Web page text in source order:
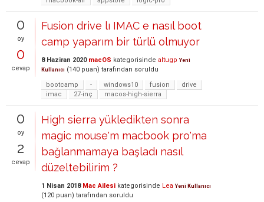
0
oy
0
cevap
Fusion drive lı IMAC e nasıl boot
camp yaparım bir türlü olmuyor
8 Haziran 2020 macOS kategorisinde altugp Yeni
Kullanıcı (140 puan) tarafından soruldu
bootcamp
- windows10 fusion
drive
imac
27-inç macos-high-sierra
0
oy
2
cevap
High sierra yükledikten sonra
magic mouse'm macbook pro'ma
bağlanmamaya başladı nasıl
düzeltebilirim ?
1 Nisan 2018 Mac Ailesi kategorisinde Lea Yeni Kullanıcı
(120 puan) tarafından soruldu